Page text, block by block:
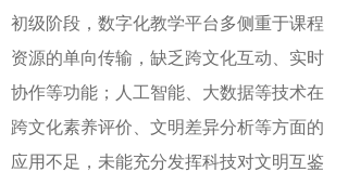
初级阶段，数字化教学平台多侧重于课程
资源的单向传输，缺乏跨文化互动、实时
协作等功能；人工智能、大数据等技术在
跨文化素养评价、文明差异分析等方面的
应用不足，未能充分发挥科技对文明互鉴